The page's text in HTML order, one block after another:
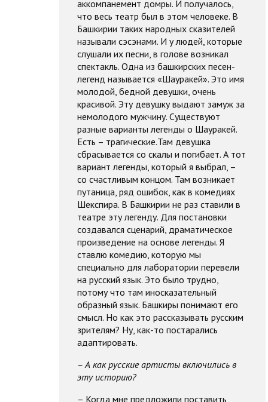
аккомпанемент домры. И получалось,
что весь театр был в этом человеке. В
Башкирии таких народных сказителей
называли сэсэнами. И у людей, которые
слушали их песни, в голове возникал
спектакль. Одна из башкирских песен-
легенд называется «Шауракей». Это имя
молодой, бедной девушки, очень
красивой. Эту девушку выдают замуж за
немолодого мужчину. Существуют
разные варианты легенды о Шауракей.
Есть – трагические.Там девушка
сбрасывается со скалы и погибает. А тот
вариант легенды, который я выбрал, –
со счастливым концом. Там возникает
путаница, ряд ошибок, как в комедиях
Шекспира. В Башкирии не раз ставили в
театре эту легенду. Для постановки
создавался сценарий, драматическое
произведение на основе легенды. Я
ставлю комедию, которую мы
специально для лаборатории перевели
на русский язык. Это было трудно,
потому что там иносказательный
образный язык. Башкиры понимают его
смысл. Но как это рассказывать русским
зрителям? Ну, как-то постарались
адаптировать.
– А как русские артисты включились в
эту историю?
– Когда мне предложили поставить